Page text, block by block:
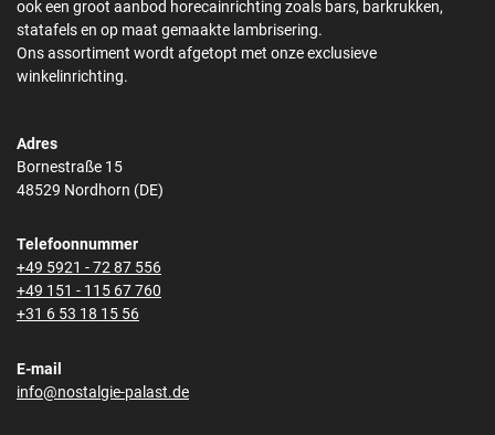
ook een groot aanbod horecainrichting zoals bars, barkrukken,
statafels en op maat gemaakte lambrisering.
Ons assortiment wordt afgetopt met onze exclusieve
winkelinrichting.
Adres
Bornestraße 15
48529 Nordhorn (DE)
Telefoonnummer
+49 5921 - 72 87 556
+49 151 - 115 67 760
+31 6 53 18 15 56
E-mail
info@nostalgie-palast.de